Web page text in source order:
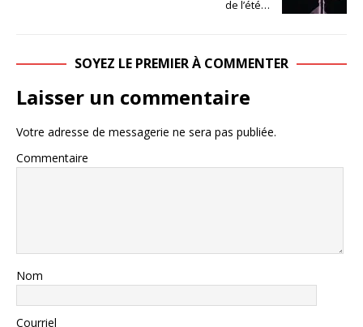
de l’été…
SOYEZ LE PREMIER À COMMENTER
Laisser un commentaire
Votre adresse de messagerie ne sera pas publiée.
Commentaire
Nom
Courriel